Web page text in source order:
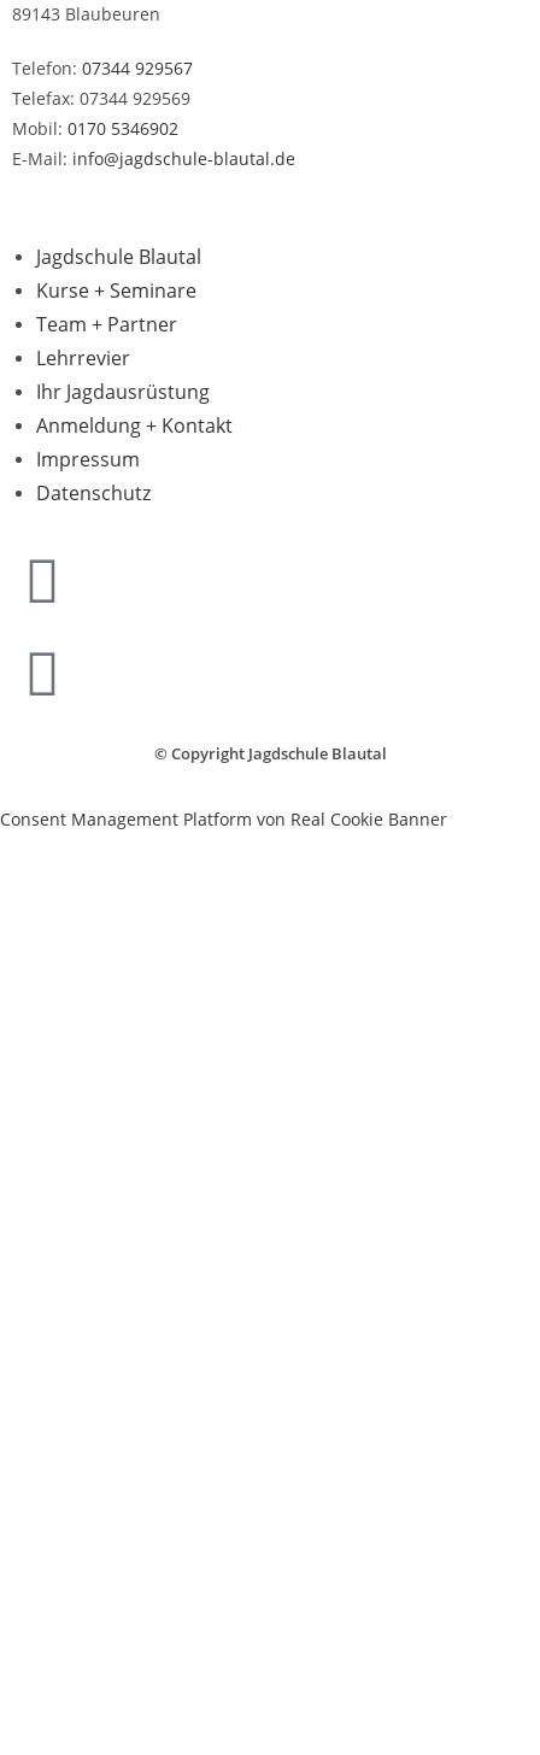
89143 Blaubeuren
Telefon: 07344 929567
Telefax: 07344 929569
Mobil: 0170 5346902
E-Mail: info@jagdschule-blautal.de
Jagdschule Blautal
Kurse + Seminare
Team + Partner
Lehrrevier
Ihr Jagdausrüstung
Anmeldung + Kontakt
Impressum
Datenschutz
©Copyright Jagdschule Blautal
Consent Management Platform von Real Cookie Banner